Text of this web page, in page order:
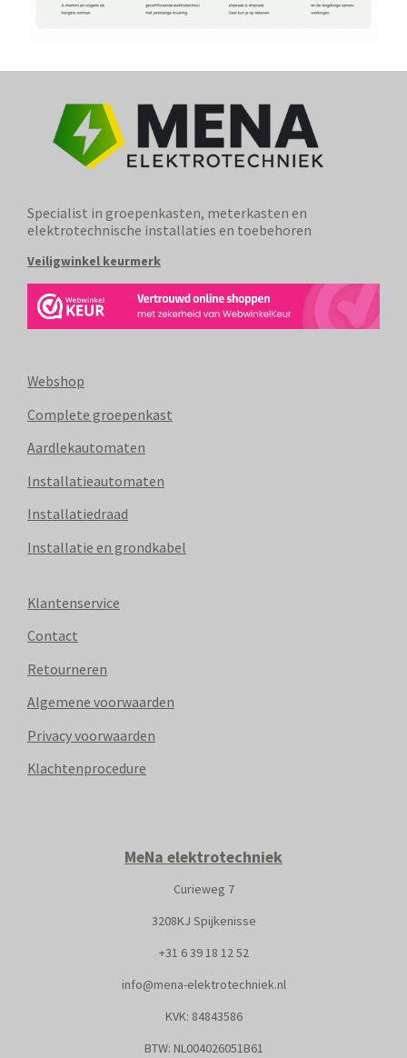
Specialist in groepenkasten, meterkasten en
elektrotechnische installaties en toebehoren
Veiligwinkel keurmerk
Webshop
Complete groepenkast
Aardlekautomaten
Installatieautomaten
Installatiedraad
Installatie en grondkabel
Klantenservice
Contact
Retourneren
Algemene voorwaarden
Privacy voorwaarden
Klachtenprocedure
MeNa elektrotechniek
Curieweg 7
3208KJ Spijkenisse
+31 6 39 18 12 52
info@mena-elektrotechniek.nl
KVK: 84843586
BTW: NL004026051B61